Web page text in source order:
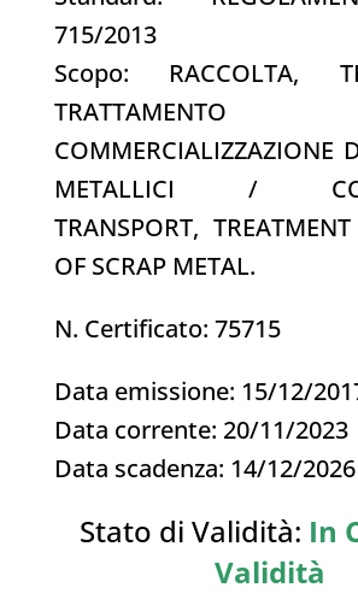
715/2013
Scopo: RACCOLTA,
COMMERCIALIZZAZIONE
METALLICI /
TRANSPORT,
OF SCRAP METAL.
N. Certificato: 75715
Data emissione: 15/12/
Data corrente: 20/11/2023
Data scadenza: 14/12/2026
Stato di Validità: In
Validità